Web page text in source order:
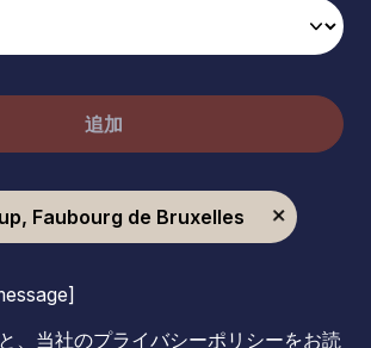
追加
Faubourg de Bruxelles
、当社のプライバシーポリシーをお読